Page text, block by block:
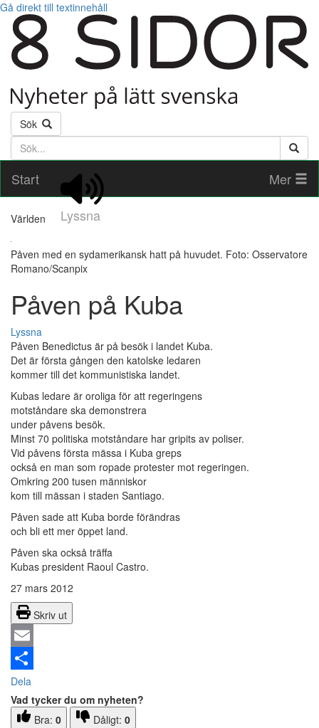
Gå direkt till textinnehåll
Sök
Söktext
Start
Lyssna
Mer
Världen
Påven med en sydamerikansk hatt på huvudet. Foto: Osservatore
Romano/Scanpix
Påven på Kuba
Lyssna
Påven Benedictus är på besök i landet Kuba.
Det är första gången den katolske ledaren
kommer till det kommunistiska landet.
Kubas ledare är oroliga för att regeringens
motståndare ska demonstrera
under påvens besök.
Minst 70 politiska motståndare har gripits av poliser.
Vid påvens första mässa i Kuba greps
också en man som ropade protester mot regeringen.
Omkring 200 tusen människor
kom till mässan i staden Santiago.
Påven sade att Kuba borde förändras
och bli ett mer öppet land.
Påven ska också träffa
Kubas president Raoul Castro.
27 mars 2012
Skriv ut
Email
Dela
Vad tycker du om nyheten?
Bra: 0 Dåligt: 0